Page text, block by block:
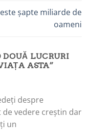
șapte miliarde de
oameni
DOUĂ LUCRURI
ASTA”
despre
vedere creștin dar
un